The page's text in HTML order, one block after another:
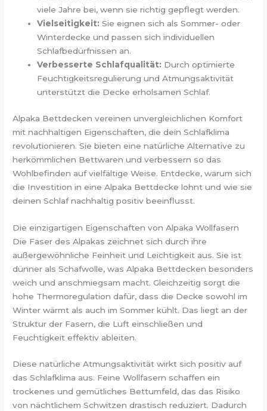
viele Jahre bei, wenn sie richtig gepflegt werden.
Vielseitigkeit: Sie eignen sich als Sommer- oder
Winterdecke und passen sich individuellen
Schlafbedürfnissen an.
Verbesserte Schlafqualität: Durch optimierte
Feuchtigkeitsregulierung und Atmungsaktivität
unterstützt die Decke erholsamen Schlaf.
Alpaka Bettdecken vereinen unvergleichlichen Komfort
mit nachhaltigen Eigenschaften, die dein Schlafklima
revolutionieren. Sie bieten eine natürliche Alternative zu
herkömmlichen Bettwaren und verbessern so das
Wohlbefinden auf vielfältige Weise. Entdecke, warum sich
die Investition in eine Alpaka Bettdecke lohnt und wie sie
deinen Schlaf nachhaltig positiv beeinflusst.
Die einzigartigen Eigenschaften von Alpaka Wollfasern
Die Faser des Alpakas zeichnet sich durch ihre
außergewöhnliche Feinheit und Leichtigkeit aus. Sie ist
dünner als Schafwolle, was Alpaka Bettdecken besonders
weich und anschmiegsam macht. Gleichzeitig sorgt die
hohe Thermoregulation dafür, dass die Decke sowohl im
Winter wärmt als auch im Sommer kühlt. Das liegt an der
Struktur der Fasern, die Luft einschließen und
Feuchtigkeit effektiv ableiten.
Diese natürliche Atmungsaktivität wirkt sich positiv auf
das Schlafklima aus. Feine Wollfasern schaffen ein
trockenes und gemütliches Bettumfeld, das das Risiko
von nächtlichem Schwitzen drastisch reduziert. Dadurch